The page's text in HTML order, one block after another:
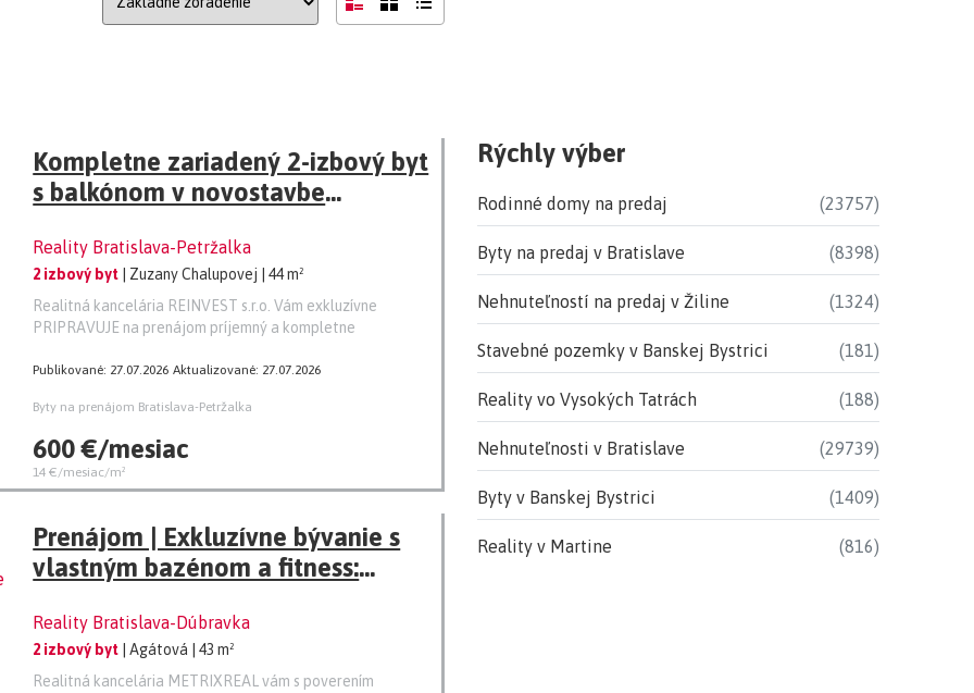
Kompletne zariadený 2-izbový byt
s balkónom v novostavbe
Reality Bratislava-Petržalka
2 izbový byt | Zuzany Chalupovej
| 44 m²
Realitná kancelária REINVEST s.r.o. Vám exkluzívne
PRIPRAVUJE na prenájom príjemný a kompletne
Publikované: 27.07.2026 Aktualizované: 27.07.2026
Byty na prenájom Bratislava-Petržalka
600 €/mesiac
14 €/mesiac/m²
Prenájom | Exkluzívne bývanie s
vlastným bazénom a fitness:
balkónom + vyhradené vonkajšie
parkovacie státie v projekte Agáty
Reality Bratislava-Dúbravka
2 izbový byt | Agátová
| 43 m²
Realitná kancelária METRIXREAL vám s poverením
Rýchly výber
Rodinné domy na predaj (23757)
Byty na predaj v Bratislave (8398)
Nehnuteľností na predaj v Žiline (1324)
Stavebné pozemky v Banskej Bystrici (181)
Reality vo Vysokých Tatrách (188)
Nehnuteľnosti v Bratislave (29739)
Byty v Banskej Bystrici (1409)
Reality v Martine (816)